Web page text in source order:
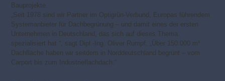
Bauprojekte.
„Seit 1978 sind wir Partner im Optigrün-Verbund, Europas führendem
Systemanbieter für Dachbegrünung – und damit eines der ersten
Unternehmen in Deutschland, das sich auf dieses Thema
spezialisiert hat “, sagt Dipl.-Ing. Oliver Rumpf. „Über 150.000 m²
Dachfläche haben wir seitdem in Norddeutschland begrünt – vom
Carport bis zum Industrieflachdach.“